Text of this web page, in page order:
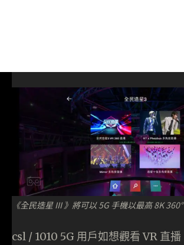
《全民造星 III 》將可以 5G 手機以最高 8K
csl / 1010 5G 用戶如想觀看 VR 直